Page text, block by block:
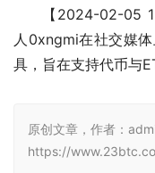
【2024-02-05
人0xngmi在社交媒
具，旨在支持代币与
原创文章，作者：
https://